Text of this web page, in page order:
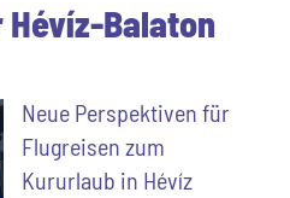
Balaton
Neue Perspektiven für
Flugreisen zum
Kururlaub in Hévíz